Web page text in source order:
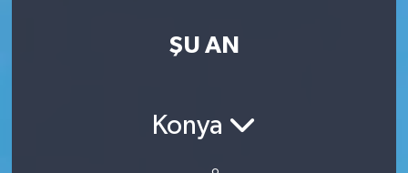
ŞU AN
Konya